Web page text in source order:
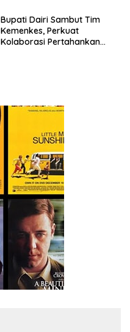
LUNTUR ZAMAN
Bupati Dairi Sambut Tim
Kemenkes, Perkuat
Kolaborasi Pertahankan